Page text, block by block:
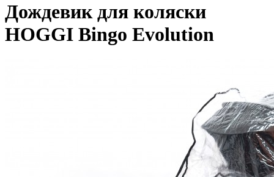
Дождевик для коляски
HOGGI Bingo Evolution